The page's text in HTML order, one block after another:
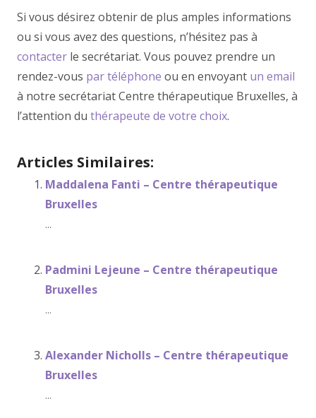
Si vous désirez obtenir de plus amples informations
ou si vous avez des questions, n’hésitez pas à
contacter le secrétariat. Vous pouvez prendre un
rendez-vous par téléphone ou en envoyant un email
à notre secrétariat Centre thérapeutique Bruxelles, à
l’attention du thérapeute de votre choix.
Articles Similaires:
Maddalena Fanti – Centre thérapeutique
Bruxelles
...
Padmini Lejeune – Centre thérapeutique
Bruxelles
...
Alexander Nicholls – Centre thérapeutique
Bruxelles
...